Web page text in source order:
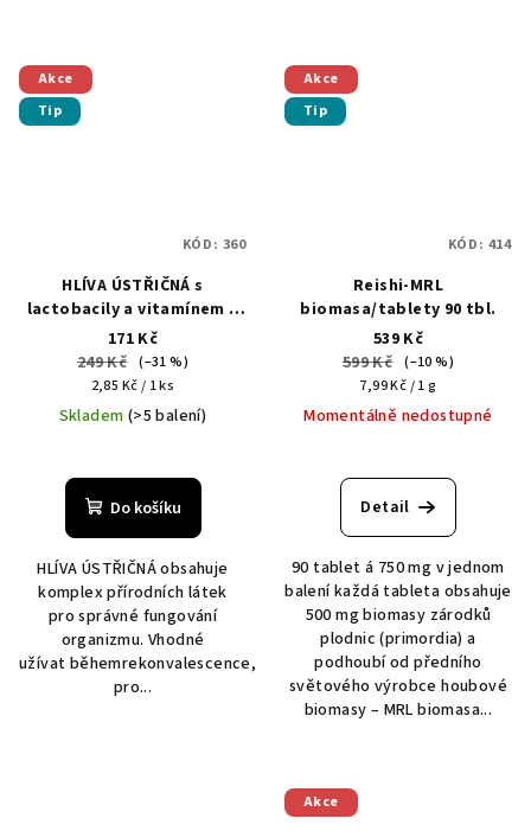
Akce
Tip
HLÍVA ÚSTŘIČNÁ s
lactobacily a vitamínem C
60 kapslí
171 Kč
249 Kč (–31 %)
Měrná
cena:
2,85 Kč / 1 ks
Skladem (>5 balení)
Do košíku
HLÍVA ÚSTŘIČNÁ obsahuje
komplex přírodních látek
pro správné fungování
organizmu. Vhodné
užívat běhemrekonvalescence,
pro...
KÓD: 360
Akce
Tip
Reishi-MRL
biomasa/tablety 90 tbl.
539 Kč
599 Kč (–10 %)
Měrná
cena:
7,99 Kč / 1 g
Momentálně nedostupné
Detail
90 tablet á 750 mg v jednom
balení každá tableta obsahuje
500 mg biomasy zárodků
plodnic (primordia) a
podhoubí od předního
světového výrobce houbové
biomasy – MRL biomasa...
KÓD: 414
Akce